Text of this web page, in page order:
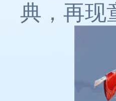
典，再现